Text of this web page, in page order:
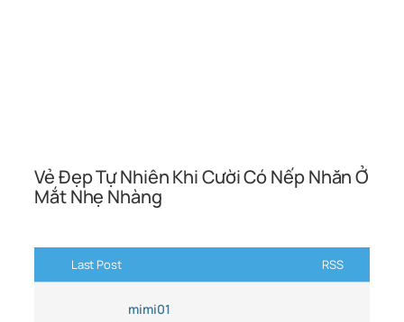
Vẻ Đẹp Tự Nhiên Khi Cười Có Nếp Nhăn Ở
Mắt Nhẹ Nhàng
Last Post RSS
mimi01